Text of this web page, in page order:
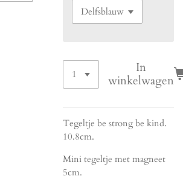
In
winkelwagen
Tegeltje be strong be kind.
10.8cm.
Mini tegeltje met magneet
5cm.